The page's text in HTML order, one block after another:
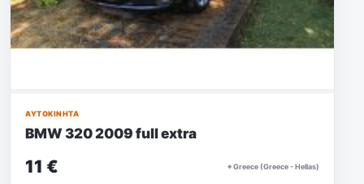
ΑΥΤΟΚΊΝΗΤΑ
BMW 320 2009 full extra
11 € ⌖ Greece (Greece - Hellas)